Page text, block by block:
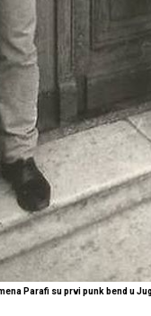
Parafi su prvi punk bend u